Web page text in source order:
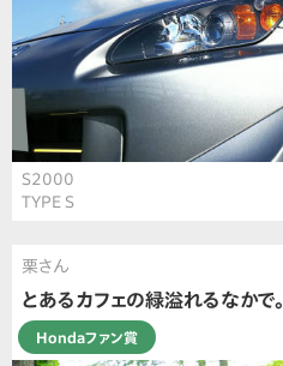
S2000
TYPE S
栗さん
とあるカフェの緑溢れるなかで。
Hondaファン賞